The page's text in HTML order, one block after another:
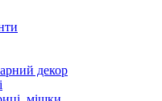
декор